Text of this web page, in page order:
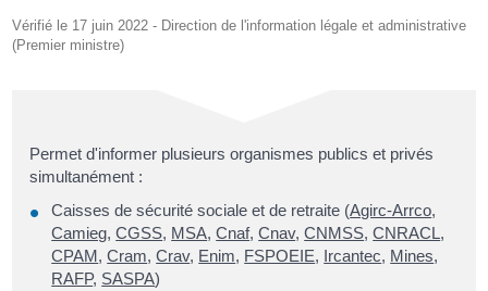
Vérifié le 17 juin 2022 - Direction de l'information légale et administrative
(Premier ministre)
Permet d'informer plusieurs organismes publics et privés
simultanément :
Caisses de sécurité sociale et de retraite (Agirc-Arrco,
Camieg,CGSS, MSA,Cnaf,Cnav,CNMSS,CNRACL,
CPAM,Cram,Crav, Enim, FSPOEIE, Ircantec, Mines,
RAFP, SASPA)